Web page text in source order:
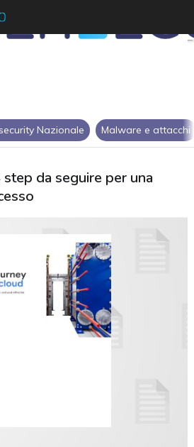
Nazionale Malware e attacchi
da seguire per una